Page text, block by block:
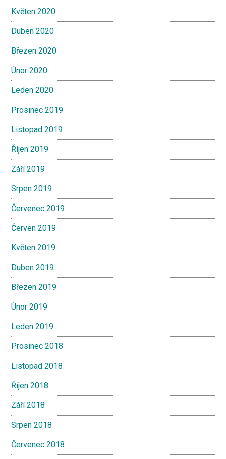
Květen 2020
Duben 2020
Březen 2020
Únor 2020
Leden 2020
Prosinec 2019
Listopad 2019
Říjen 2019
Září 2019
Srpen 2019
Červenec 2019
Červen 2019
Květen 2019
Duben 2019
Březen 2019
Únor 2019
Leden 2019
Prosinec 2018
Listopad 2018
Říjen 2018
Září 2018
Srpen 2018
Červenec 2018